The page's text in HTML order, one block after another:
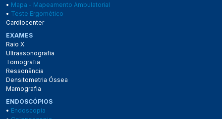
• Mapa - Mapeamento Ambulatorial
• Teste Ergomético
Cardiocenter
EXAMES
Raio X
Ultrassonografia
Tomografia
Ressonância
Densitometria Óssea
Mamografia
ENDOSCÓPIOS
• Endoscopia